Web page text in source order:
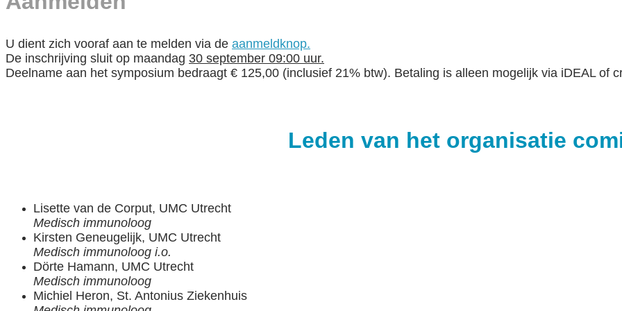
U dient zich vooraf aan te melden via de aanmeldknop.
De inschrijving sluit op maandag 30 september 09:00 uur.
Deelname aan het symposium bedraagt € 125,00 (inclusief 21% btw). Betaling is alleen mogelijk via iDEAL of
Leden van het organisatie
Lisette van de Corput, UMC Utrecht
Medisch immunoloog
Kirsten Geneugelijk, UMC Utrecht
Medisch immunoloog i.o.
Dörte Hamann, UMC Utrecht
Medisch immunoloog
Michiel Heron, St. Antonius Ziekenhuis